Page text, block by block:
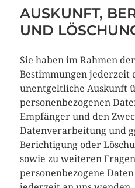
AUSKUNFT,
UND
Sie haben im Rahmen
Bestimmungen jederzeit
unentgeltliche Auskunft
personenbezogenen
Empfänger und den
Datenverarbeitung und
Berichtigung oder
sowie zu weiteren
personenbezogene